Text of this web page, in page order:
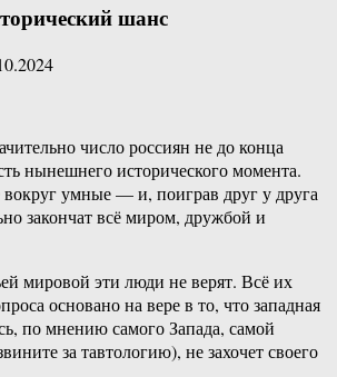
шанс
число россиян не до конца
нынешнего исторического момента.
умные — и, поиграв друг у друга
закончат всё миром, дружбой и
мировой эти люди не верят. Всё их
основано на вере в то, что западная
по мнению самого Запада, самой
за тавтологию), не захочет своего